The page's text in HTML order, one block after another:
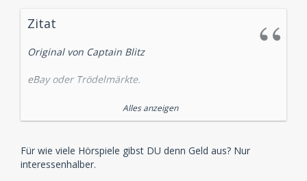
Zitat
Original von Captain Blitz
eBay oder Trödelmärkte.
Sollte dieser Thread weiter in eine Richtung laufen,
die mir nicht schmeckt, dann schliesse ich ihn.
Das liest sich für mich wie "Ach, das ist alles sonst so
teuer, um da ranzukommen, lade ich es mir lieber
Alles anzeigen
Für wie viele Hörspiele gibst DU denn Geld aus? Nur
interessenhalber.